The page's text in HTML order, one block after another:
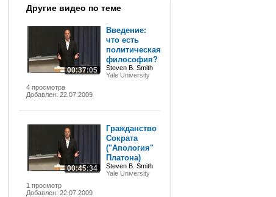
Другие видео по теме
00:37:05
4 просмотра
Добавлен: 22.07.2009
Введение:
что есть
политическая
философия?
Steven B. Smith
Yale University
00:45:34
1 просмотр
Добавлен: 22.07.2009
Гражданство
Сократа
("Апология"
Платона)
Steven B. Smith
Yale University